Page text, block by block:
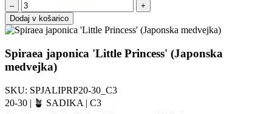
–
+
Dodaj v košarico
Spiraea japonica 'Little Princess' (Japonska
medvejka)
SKU: SPJALIPRP20-30_C3
20-30 | 🪴 SADIKA | C3